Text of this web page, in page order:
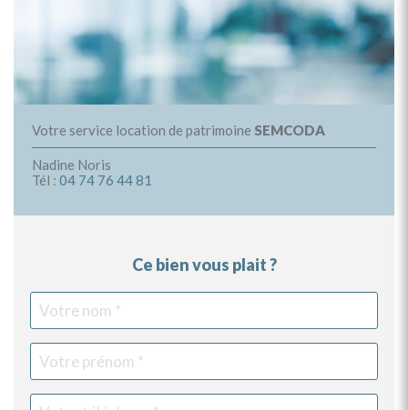
Votre service location de patrimoine SEMCODA
Nadine Noris
Tél : 04 74 76 44 81
Ce bien vous plait ?
Votre
nom